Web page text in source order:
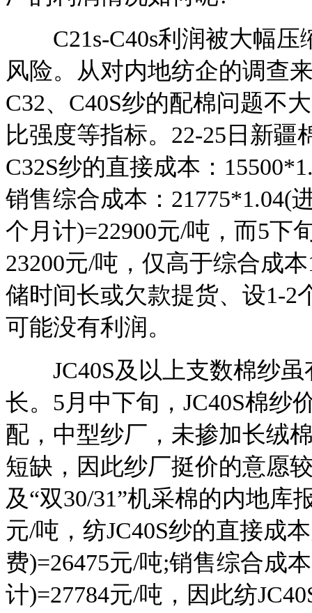
C21s-C40s利润被大幅压
风险。从对内地纺企的调查
C32、C40S纱的配棉问题不
比强度等指标。22-25日新疆
C32S纱的直接成本：
销售综合成本：21775*1.04(
个月计)=22900元/吨，而5下
23200元/吨，仅高于综合成
储时间长或欠款提货、设1-2
可能没有利润。
JC40S及以上支数棉纱虽
长。5月中下旬，JC40S棉纱
配，中型纱厂，未掺加长绒
短缺，因此纱厂挺价的意愿
及“双30/31”机采棉的内地库
元/吨，纺JC40S纱的直接成
费)=26475元/吨;销售综合成
计)=27784元/吨，因此纺